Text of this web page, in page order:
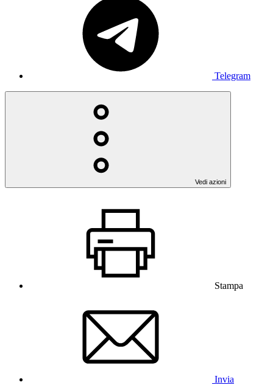
Telegram
Vedi azioni
Stampa
Invia